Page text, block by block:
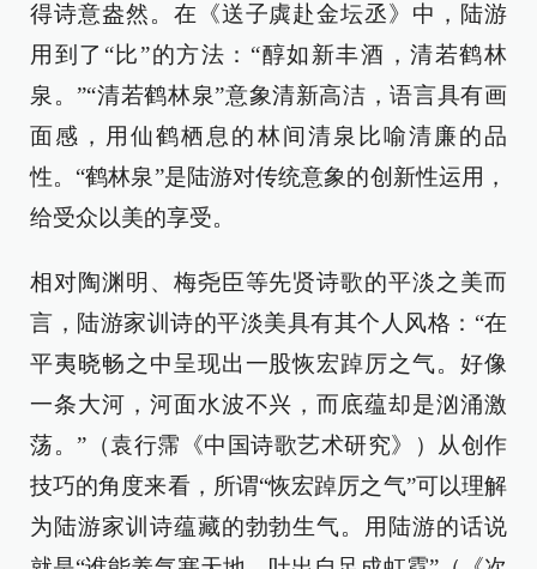
得诗意盎然。在《送子虡赴金坛丞》中，陆游
用到了“比”的方法：“醇如新丰酒，清若鹤林
泉。”“清若鹤林泉”意象清新高洁，语言具有画
面感，用仙鹤栖息的林间清泉比喻清廉的品
性。“鹤林泉”是陆游对传统意象的创新性运用，
给受众以美的享受。
相对陶渊明、梅尧臣等先贤诗歌的平淡之美而
言，陆游家训诗的平淡美具有其个人风格：“在
平夷晓畅之中呈现出一股恢宏踔厉之气。好像
一条大河，河面水波不兴，而底蕴却是汹涌激
荡。”（袁行霈《中国诗歌艺术研究》）从创作
技巧的角度来看，所谓“恢宏踔厉之气”可以理解
为陆游家训诗蕴藏的勃勃生气。用陆游的话说